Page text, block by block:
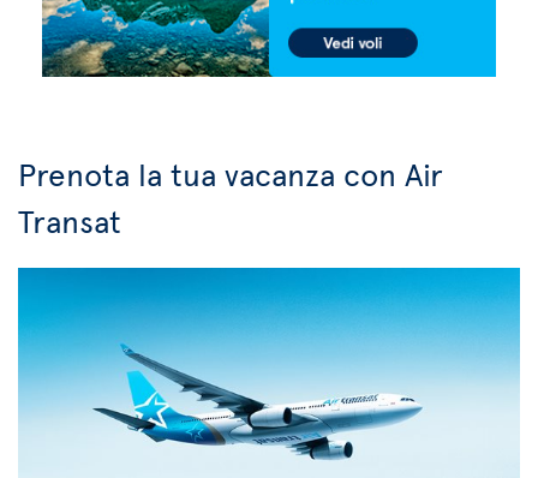
Prenota la tua vacanza con Air
Transat